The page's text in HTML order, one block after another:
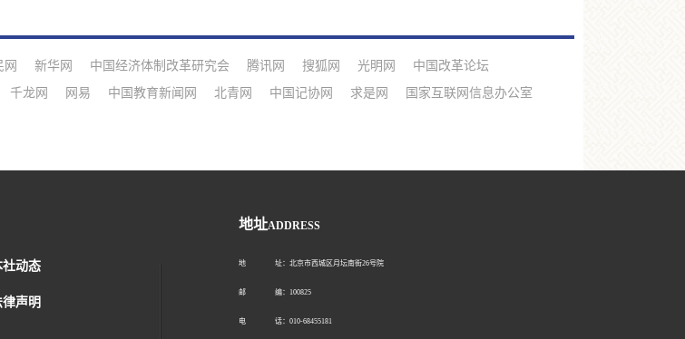
网 新华网 中国经济体制改革研究会 腾讯网 搜狐网 光明网
中国改革论坛
千龙网 网易 中国教育新闻网 北青网 中国记协网 求是网
国家互联网信息办公室
社动态
律声明
地址ADDRESS
地 址：北京市西城区月坛南街26号院
邮 编：100825
电 话：010-68455181